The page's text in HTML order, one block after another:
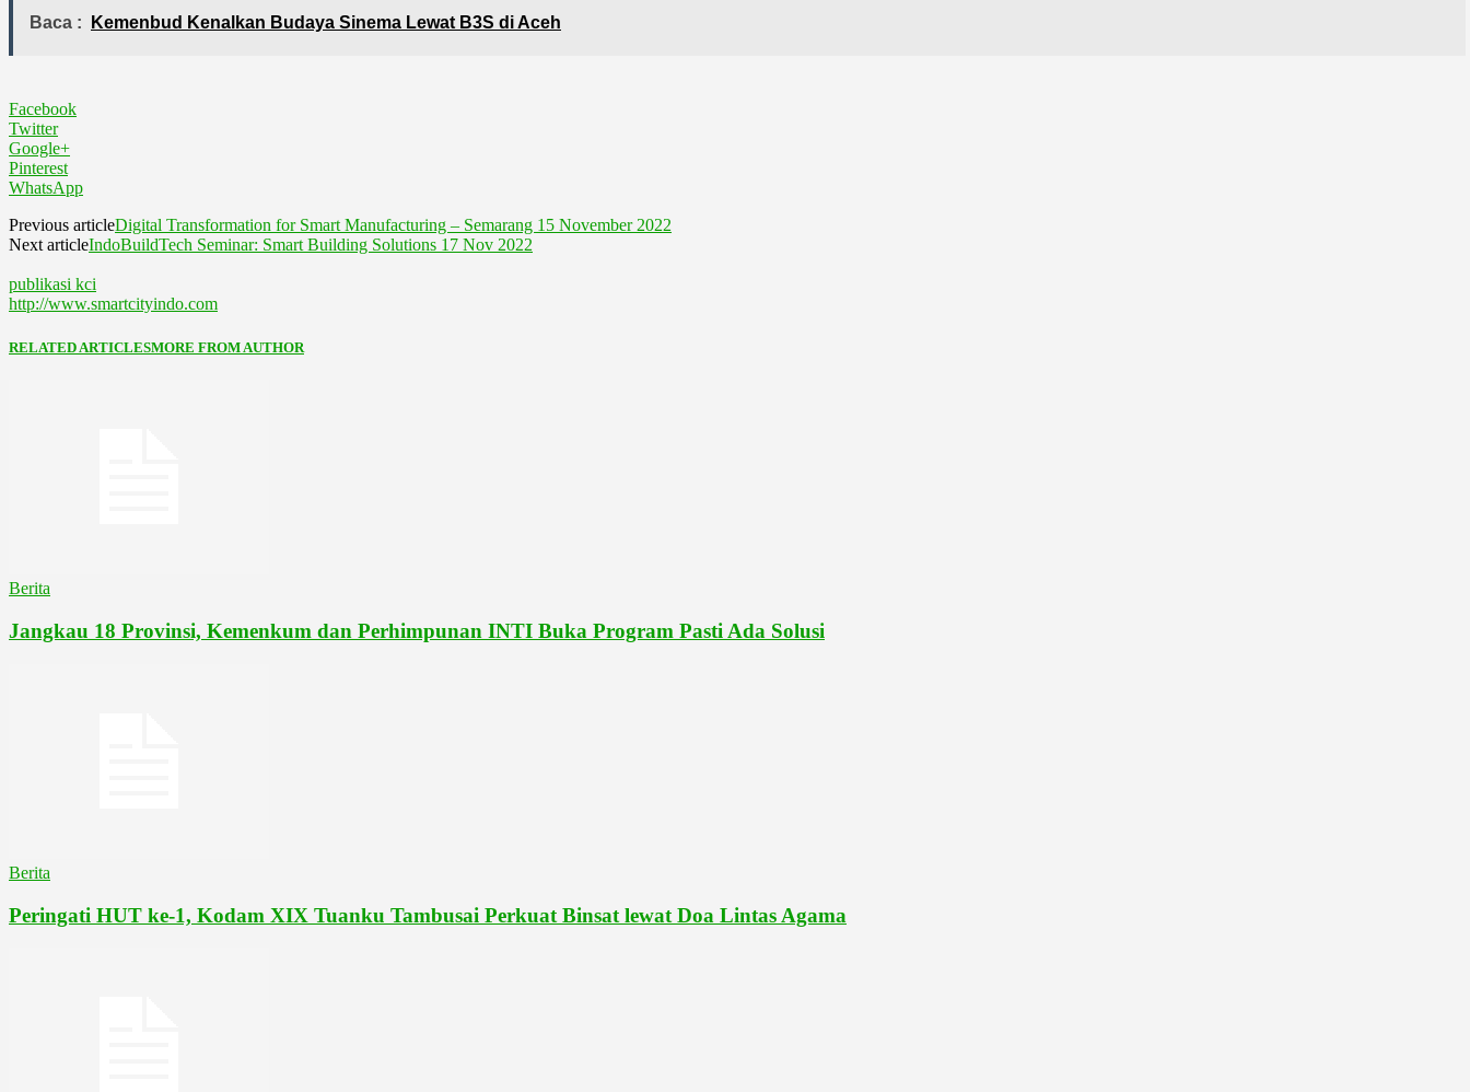
Baca : Kemenbud Kenalkan Budaya Sinema Lewat B3S di Aceh
Facebook
Twitter
Google+
Pinterest
WhatsApp
Previous articleDigital Transformation for Smart Manufacturing – Semarang 15 November 2022
Next articleIndoBuildTech Seminar: Smart Building Solutions 17 Nov 2022
publikasi kci
http://www.smartcityindo.com
RELATED ARTICLESMORE FROM AUTHOR
Berita
Jangkau 18 Provinsi, Kemenkum dan Perhimpunan INTI Buka Program Pasti Ada Solusi
Berita
Peringati HUT ke-1, Kodam XIX Tuanku Tambusai Perkuat Binsat lewat Doa Lintas Agama